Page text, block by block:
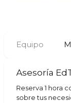
Equipo
Asesoría
Reserva 1 hora
sobre tus